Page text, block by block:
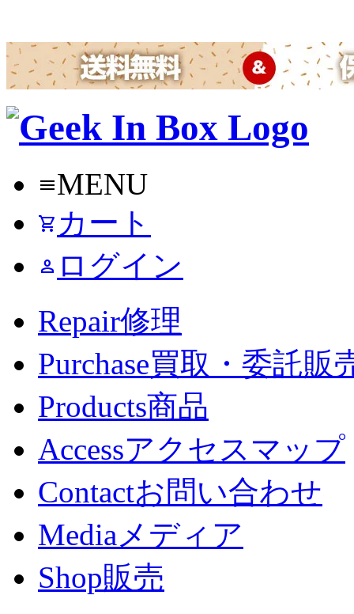
menuMENU
shopping_cart カート
person ログイン
Repair修理
Purchase買取・委託販
Products商品
Accessアクセスマップ
Contactお問い合わせ
Mediaメディア
Shop販売